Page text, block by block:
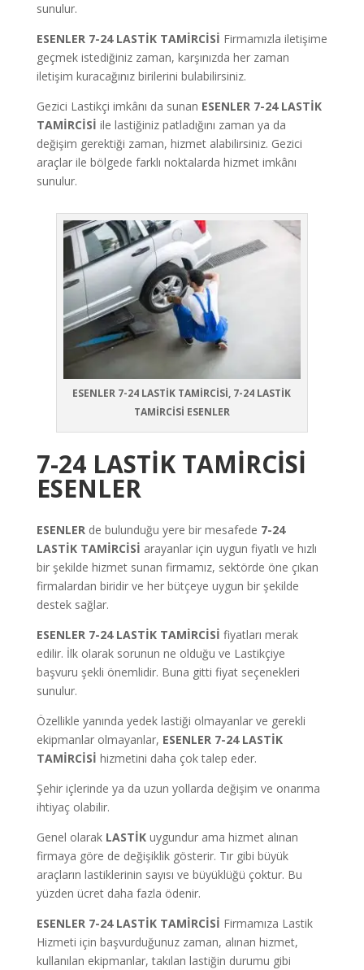
sunulur.
ESENLER 7-24 LASTİK TAMİRCİSİ Firmamızla iletişime
geçmek istediğiniz zaman, karşınızda her zaman
iletişim kuracağınız birilerini bulabilirsiniz.
Gezici Lastikçi imkânı da sunan ESENLER 7-24 LASTİK
TAMİRCİSİ ile lastiğiniz patladığını zaman ya da
değişim gerektiği zaman, hizmet alabilirsiniz. Gezici
araçlar ile bölgede farklı noktalarda hizmet imkânı
sunulur.
ESENLER 7-24 LASTİK TAMİRCİSİ, 7-24 LASTİK
TAMİRCİSİ ESENLER
7-24 LASTİK TAMİRCİSİ
ESENLER
ESENLER de bulunduğu yere bir mesafede 7-24
LASTİK TAMİRCİSİ arayanlar için uygun fiyatlı ve hızlı
bir şekilde hizmet sunan firmamız, sektörde öne çıkan
firmalardan biridir ve her bütçeye uygun bir şekilde
destek sağlar.
ESENLER 7-24 LASTİK TAMİRCİSİ fiyatları merak
edilir. İlk olarak sorunun ne olduğu ve Lastikçiye
başvuru şekli önemlidir. Buna gitti fiyat seçenekleri
sunulur.
Özellikle yanında yedek lastiği olmayanlar ve gerekli
ekipmanlar olmayanlar, ESENLER 7-24 LASTİK
TAMİRCİSİ hizmetini daha çok talep eder.
Şehir içlerinde ya da uzun yollarda değişim ve onarıma
ihtiyaç olabilir.
Genel olarak LASTİK uygundur ama hizmet alınan
firmaya göre de değişiklik gösterir. Tır gibi büyük
araçların lastiklerinin sayısı ve büyüklüğü çoktur. Bu
yüzden ücret daha fazla ödenir.
ESENLER 7-24 LASTİK TAMİRCİSİ Firmamıza Lastik
Hizmeti için başvurduğunuz zaman, alınan hizmet,
kullanılan ekipmanlar, takılan lastiğin durumu gibi